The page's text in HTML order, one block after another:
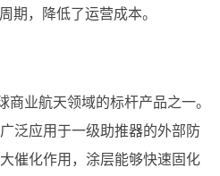
期，降低了运营成本。
业航天领域的标杆产品之一。
泛应用于一级助推器的外部防
催化作用，涂层能够快速固化